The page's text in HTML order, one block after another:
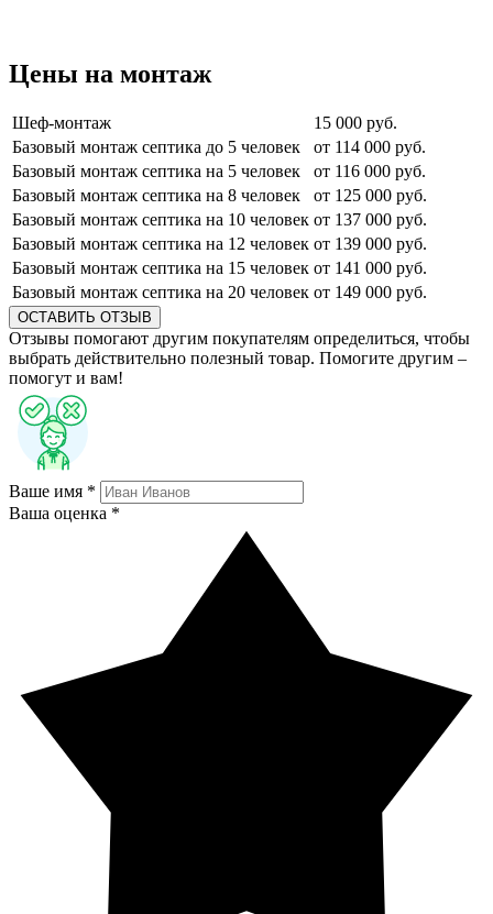
Цены на монтаж
Шеф-монтаж
15 000 руб.
Базовый монтаж септика до 5 человек
от 114 000 руб.
Базовый монтаж септика на 5 человек
от 116 000 руб.
Базовый монтаж септика на 8 человек
от 125 000 руб.
Базовый монтаж септика на 10 человек от 137 000 руб.
Базовый монтаж септика на 12 человек от 139 000 руб.
Базовый монтаж септика на 15 человек от 141 000 руб.
Базовый монтаж септика на 20 человек от 149 000 руб.
ОСТАВИТЬ ОТЗЫВ
Отзывы помогают другим покупателям определиться, чтобы
выбрать действительно полезный товар. Помогите другим –
помогут и вам!
Ваше имя *
Ваша оценка *